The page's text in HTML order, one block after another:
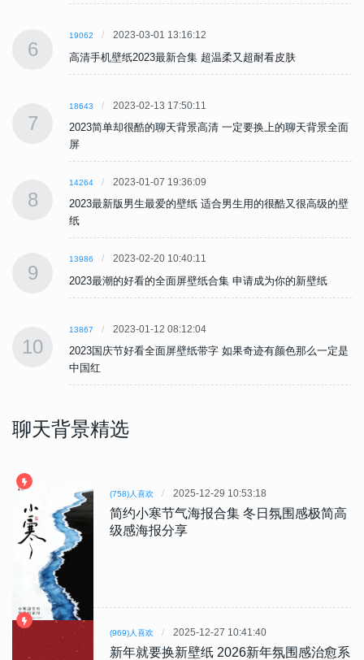
6
19062 2023-03-01 13:16:12
高清手机壁纸2023最新合集 超温柔又超耐看皮肤
7
18643 2023-02-13 17:50:11
2023简单却很酷的聊天背景高清 一定要换上的聊天背景全面
屏
8
14264 2023-01-07 19:36:09
2023最新版男生最爱的壁纸 适合男生用的很酷又很高级的壁
纸
9
13986 2023-02-20 10:40:11
2023最潮的好看的全面屏壁纸合集 申请成为你的新壁纸
10
13867 2023-01-12 08:12:04
2023国庆节好看全面屏壁纸带字 如果奇迹有颜色那么一定是
中国红
聊天背景精选
(758)人喜欢 2025-12-29 10:53:18
简约小寒节气海报合集 冬日氛围感极简高
级感海报分享
(969)人喜欢 2025-12-27 10:41:40
新年就要换新壁纸 2026新年氛围感治愈系